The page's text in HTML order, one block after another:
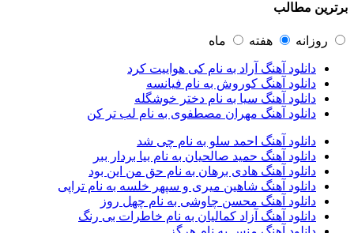
آرتان گادلی
آرتين شاهوران1
آرتین 1
آرتین بهادری12
آرتین سلیمانی 1
آردا1
آرسام سالار1
آرسین2
آرش AP1
آرش AP و مسیح
29
آرش آج1
آرش آرام1
مطالب
روزانه هفته ماه
دانلود آهنگ آراد به نام کی هواییت کرد
دانلود آهنگ کوروش به نام فیانسه
دانلود آهنگ سیا به نام دختر خوشگله
دانلود آهنگ مهران مصطفوی به نام لب تر کن
دانلود آهنگ احمد سلو به نام چی شد
دانلود آهنگ حمید صالحیان به نام بیا بردار ببر
دانلود آهنگ هادی برهان به نام حق من این بود
دانلود آهنگ شاهین میری و سپهر خلسه به نام تراپی
دانلود آهنگ محسن چاوشی به نام چهل روز
دانلود آهنگ آزاد کمالیان به نام خاطرات بی رنگ